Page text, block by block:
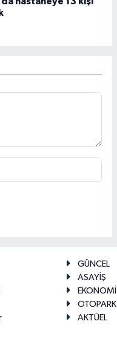
GÜNCEL
ASAYİŞ
EKONOMİ
OTOPARK
AKTÜEL